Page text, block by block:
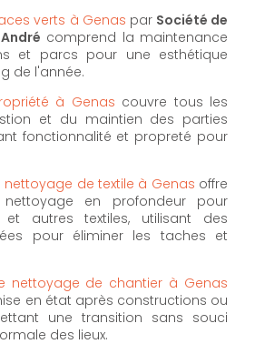
verts à Genas par Société de
comprend la maintenance
et parcs pour une esthétique
de l'année.
à Genas couvre tous les
et du maintien des parties
fonctionnalité et propreté pour
nettoyage de textile à Genas offre
en profondeur pour
et autres textiles, utilisant des
pour éliminer les taches et
nettoyage de chantier à Genas
en état après constructions ou
une transition sans souci
des lieux.